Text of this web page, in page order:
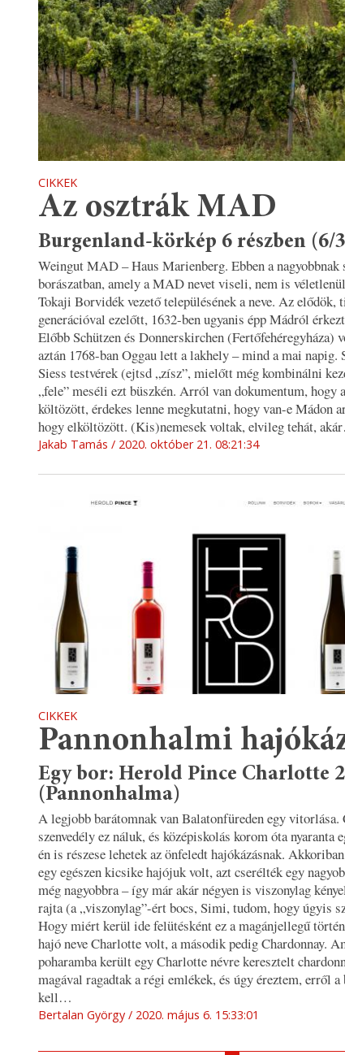
CIKKEK
Az osztrák MAD
Burgenland-körkép 6 részben (6/
Weingut MAD – Haus Marienberg. Ebben a nagyobbnak
borászatban, amely a MAD nevet viseli, nem is
Tokaji Borvidék vezető településének a neve. Az elődök,
generációval ezelőtt, 1632-ben ugyanis épp Mádról
Előbb Schützen és Donnerskirchen (Fertőfehéregyháza)
aztán 1768-ban Oggau lett a lakhely – mind a mai napig.
Siess testvérek (ejtsd „zísz”, mielőtt még kombinálni
„fele” meséli ezt büszkén. Arról van dokumentum, hogy
költözött, érdekes lenne megkutatni, hogy van-e Mádon
hogy elköltözött. (Kis)nemesek voltak, elvileg tehát,
Jakab Tamás 2020. október 21. 08:21:34
CIKKEK
Pannonhalmi
Egy bor: Herold Pince Charlotte
(Pannonhalma)
A legjobb barátomnak van Balatonfüreden egy vitorlása.
szenvedély ez náluk, és középiskolás korom óta nyaranta
én is részese lehetek az önfeledt hajókázásnak.
egy egészen kicsike hajójuk volt, azt cserélték egy
még nagyobbra – így már akár négyen is viszonylag
rajta (a „viszonylag”-ért bocs, Simi, tudom, hogy úgyis
Hogy miért kerül ide felütésként ez a magánjellegű
hajó neve Charlotte volt, a második pedig Chardonnay.
poharamba került egy Charlotte névre keresztelt
magával ragadtak a régi emlékek, és úgy éreztem, erről
kell…
Bertalan György 2020. május 6. 15:33:01